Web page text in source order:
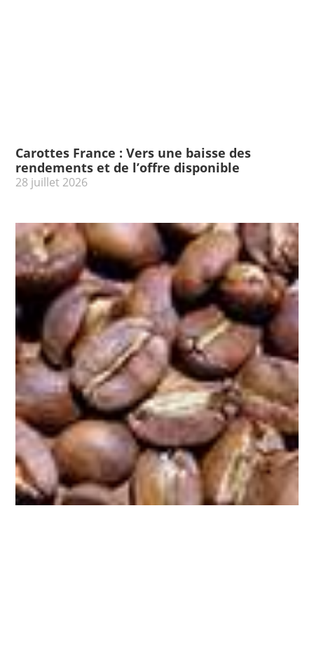
Carottes France : Vers une baisse des
rendements et de l’offre disponible
28 juillet 2026